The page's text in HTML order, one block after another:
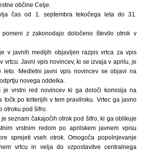
občine Celje.
čas od 1. septembra tekočega leta do 31.
z zakonodajo določeno število otrok v
v javnih medijih objavljen razpis vrtca za vpis
vrtcu. Javni vpis novincev, ki se izvaja v aprilu, je
leto. Medletni javni vpis novincev se objavi na
novega oddelka.
je vrstni red novincev ki ga določi komisija na
točk po kriterijih v tem pravilniku. Vrtec ga javno
otroku pod šifro.
seznam čakajočih otrok pod šifro, ki ga oblikuje
vrstnim redom po aprilskem javnem vpisu
sprejeti vseh otrok. Omogoča popolnjevanje
vrtcu in velja do vzpostavitve centralnega